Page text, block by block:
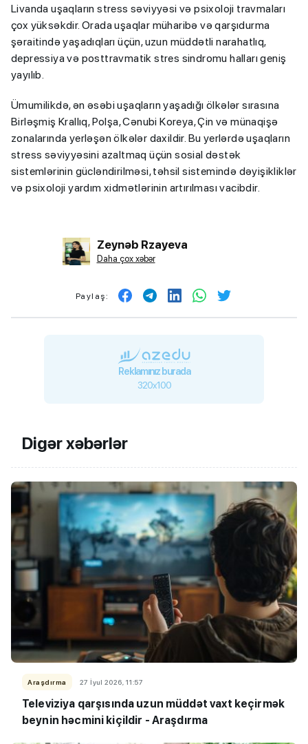
Livanda uşaqların stress səviyyəsi və psixoloji travmaları
çox yüksəkdir. Orada uşaqlar müharibə və qarşıdurma
şəraitində yaşadıqları üçün, uzun müddətli narahatlıq,
depressiya və posttravmatik stres sindromu halları geniş
yayılıb.
Ümumilikdə, ən əsəbi uşaqların yaşadığı ölkələr sırasına
Birləşmiş Krallıq, Polşa, Cənubi Koreya, Çin və münaqişə
zonalarında yerləşən ölkələr daxildir. Bu yerlərdə uşaqların
stress səviyyəsini azaltmaq üçün sosial dəstək
sistemlərinin gücləndirilməsi, təhsil sistemində dəyişikliklər
və psixoloji yardım xidmətlərinin artırılması vacibdir.
Zeynəb Rzayeva
Daha çox xəbər
Paylaş:
Reklamınız burada
320x100
Digər xəbərlər
Araşdırma 27 İyul 2026, 11:57
Televiziya qarşısında uzun müddət vaxt keçirmək
beynin həcmini kiçildir - Araşdırma